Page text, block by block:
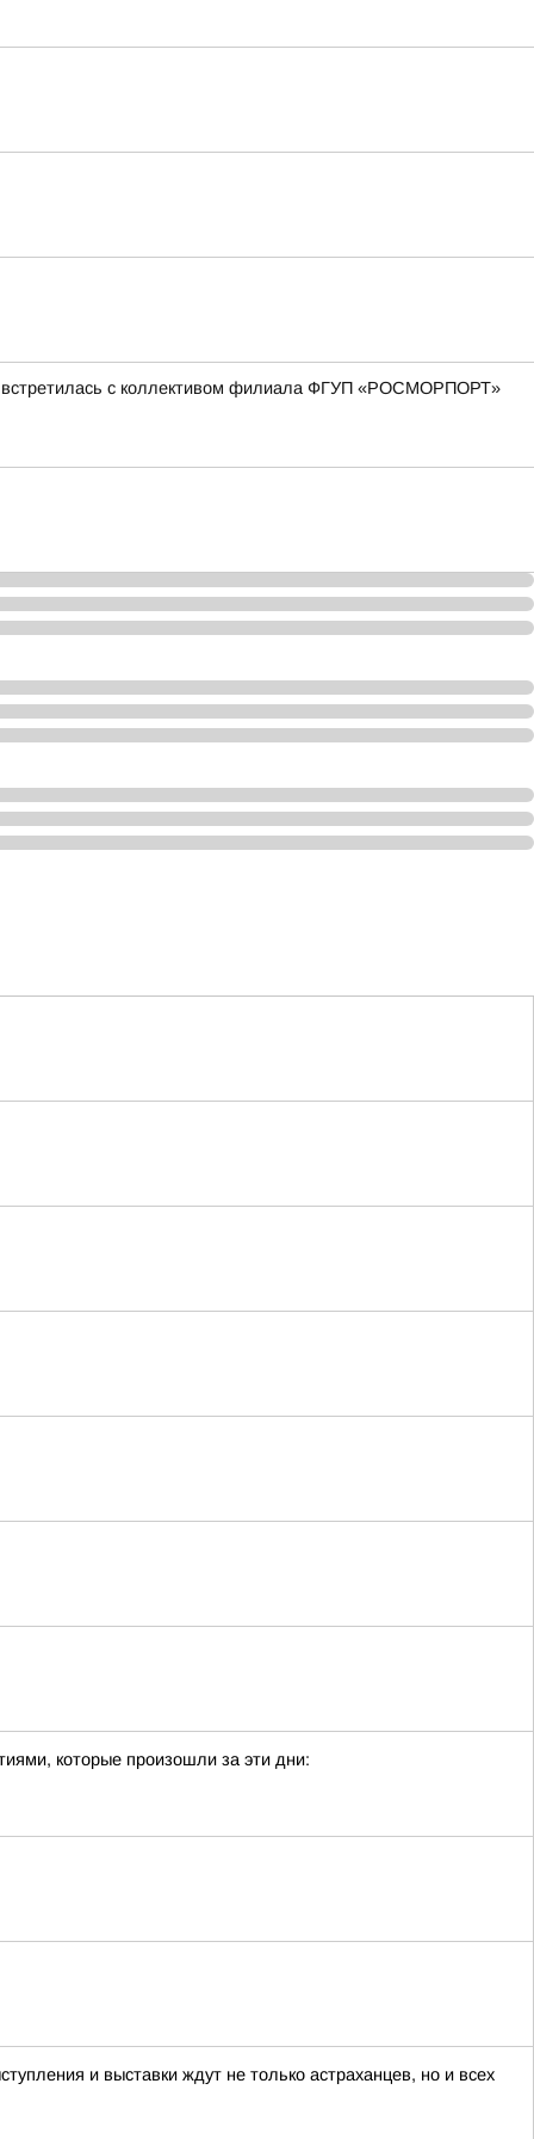
встретилась с коллективом филиала ФГУП «РОСМОРПОРТ»
которые произошли за эти дни:
и выставки ждут не только астраханцев, но и всех